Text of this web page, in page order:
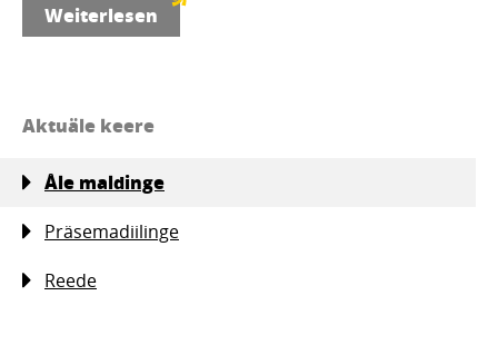
Weiterlesen
Aktuäle keere
Åle maldinge
Präsemadiilinge
Reede